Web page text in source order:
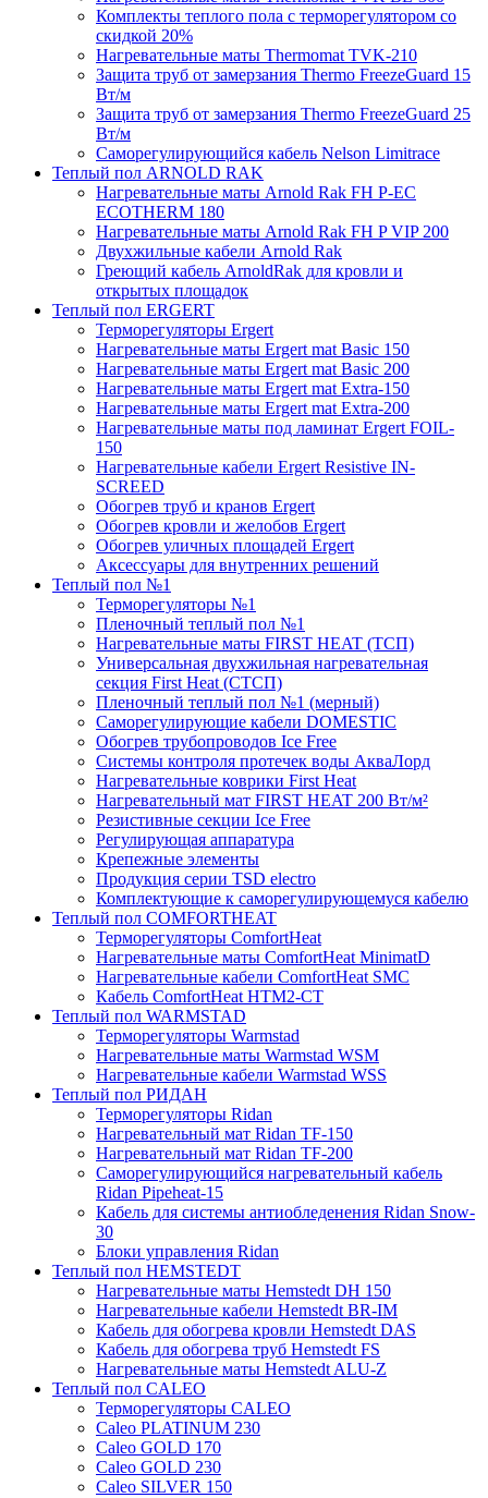
Комплекты теплого пола с терморегулятором со
скидкой 20%
Нагревательные маты Thermomat TVK-210
Защита труб от замерзания Thermo FreezeGuard 15
Вт/м
Защита труб от замерзания Thermo FreezeGuard 25
Вт/м
Саморегулирующийся кабель Nelson Limitrace
Теплый пол ARNOLD RAK
Нагревательные маты Arnold Rak FH P-EC
ECOTHERM 180
Нагревательные маты Arnold Rak FH P VIP 200
Двухжильные кабели Arnold Rak
Греющий кабель ArnoldRak для кровли и
открытых площадок
Теплый пол ERGERT
Терморегуляторы Ergert
Нагревательные маты Ergert mat Basic 150
Нагревательные маты Ergert mat Basic 200
Нагревательные маты Ergert mat Extra-150
Нагревательные маты Ergert mat Extra-200
Нагревательные маты под ламинат Ergert FOIL-
150
Нагревательные кабели Ergert Resistive IN-
SCREED
Обогрев труб и кранов Ergert
Обогрев кровли и желобов Ergert
Обогрев уличных площадей Ergert
Аксессуары для внутренних решений
Теплый пол №1
Терморегуляторы №1
Пленочный теплый пол №1
Нагревательные маты FIRST HEAT (ТСП)
Универсальная двухжильная нагревательная
секция First Heat (СТСП)
Пленочный теплый пол №1 (мерный)
Саморегулирующие кабели DOMESTIC
Обогрев трубопроводов Ice Free
Системы контроля протечек воды АкваЛорд
Нагревательные коврики First Heat
Нагревательный мат FIRST HEAT 200 Вт/м²
Резистивные секции Ice Free
Регулирующая аппаратура
Крепежные элементы
Продукция серии TSD electro
Комплектующие к саморегулирующемуся кабелю
Теплый пол COMFORTHEAT
Терморегуляторы ComfortHeat
Нагревательные маты ComfortHeat MinimatD
Нагревательные кабели ComfortHeat SMC
Кабель ComfortHeat HTM2-CT
Теплый пол WARMSTAD
Терморегуляторы Warmstad
Нагревательные маты Warmstad WSM
Нагревательные кабели Warmstad WSS
Теплый пол РИДАН
Терморегуляторы Ridan
Нагревательный мат Ridan TF-150
Нагревательный мат Ridan TF-200
Саморегулирующийся нагревательный кабель
Ridan Pipeheat-15
Кабель для системы антиобледенения Ridan Snow-
30
Блоки управления Ridan
Теплый пол HEMSTEDT
Нагревательные маты Hemstedt DH 150
Нагревательные кабели Hemstedt BR-IM
Кабель для обогрева кровли Hemstedt DAS
Кабель для обогрева труб Hemstedt FS
Нагревательные маты Hemstedt ALU-Z
Теплый пол CALEO
Терморегуляторы CALEO
Caleo PLATINUM 230
Caleo GOLD 170
Caleo GOLD 230
Caleo SILVER 150